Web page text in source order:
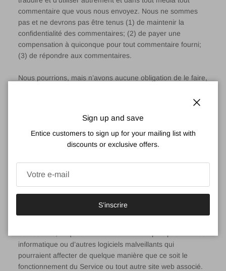
commentaire que vous nous envoyez. Nous ne sommes
pas et ne devrons pas être tenus (1) de maintenir la
confidentialité des commentaires; (2) de payer une
compensation à quiconque pour tout commentaire fourni;
(3) de répondre aux commentaires.
Nous pourrions, mais n’avons aucune obligation de le faire,
estimons, à notre seule discrétion, être illégal, offensant,
obscène ou autrement répréhensible, ou qui enfreint toute
propriété intellectuelle ou ces Conditions Générales de
Vente et d’Utilisation.
violent pas les droits de tierces parties, y compris les droits
d’auteur, les marques déposées, la confidentialité, la
informatique ou d’autres logiciels malveillants qui
pourraient affecter de quelque manière que ce soit le
fonctionnement du Service ou tout autre site web associé.
Sign up and save
Entice customers to sign up for your mailing list with
discounts or exclusive offers.
S’inscrire